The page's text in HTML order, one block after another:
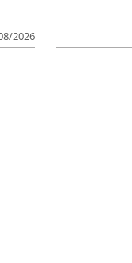
2026